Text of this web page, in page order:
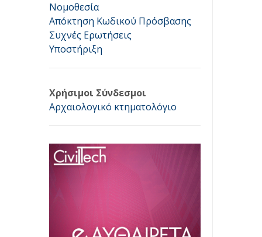
Νομοθεσία
Απόκτηση Κωδικού Πρόσβασης
Συχνές Ερωτήσεις
Υποστήριξη
Χρήσιμοι Σύνδεσμοι
Αρχαιολογικό κτηματολόγιο